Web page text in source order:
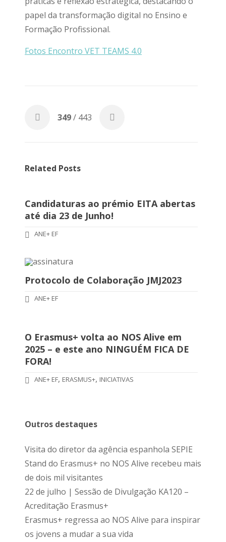
papel da transformação digital no Ensino e
Formação Profissional.
Fotos Encontro VET TEAMS 4.0
349/ 443
Related Posts
Candidaturas ao prémio EITA abertas
até dia 23 de Junho!
ANE+ EF
Protocolo de Colaboração JMJ2023
ANE+ EF
O Erasmus+ volta ao NOS Alive em
2025 – e este ano NINGUÉM FICA DE
FORA!
ANE+ EF, ERASMUS+, INICIATIVAS
Outros destaques
Visita do diretor da agência espanhola SEPIE
Stand do Erasmus+ no NOS Alive recebeu mais
de dois mil visitantes
22 de julho | Sessão de Divulgação KA120 –
Acreditação Erasmus+
Erasmus+ regressa ao NOS Alive para inspirar
os jovens a mudar a sua vida